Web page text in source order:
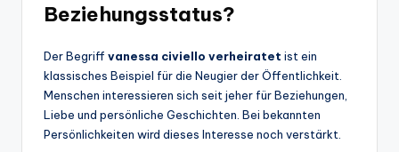
Beziehungsstatus?
Der Begriff vanessa civiello verheiratet ist ein
klassisches Beispiel für die Neugier der Öffentlichkeit.
Menschen interessieren sich seit jeher für Beziehungen,
Liebe und persönliche Geschichten. Bei bekannten
Persönlichkeiten wird dieses Interesse noch verstärkt.